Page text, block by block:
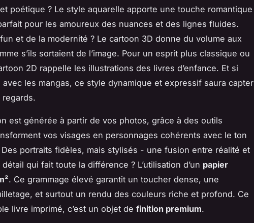
poétique ? Le style aquarelle apporte une touche romantique
pour les amoureux des nuances et des lignes fluides.
et de la modernité ? Le cartoon 3D donne du volume aux
s’ils sortaient de l’image. Pour un esprit plus classique ou
2D rappelle les illustrations des livres d’enfance. Et si
les mangas, ce style dynamique et expressif saura capter
regards.
est générée à partir de vos photos, grâce à des outils
vos visages en personnages cohérents avec le ton
Des portraits fidèles, mais stylisés - une fusion entre réalité et
qui fait toute la différence ? L’utilisation d’un papier
. Ce grammage élevé garantit un toucher dense, une
et surtout un rendu des couleurs riche et profond. Ce
livre imprimé, c’est un objet de finition premium.